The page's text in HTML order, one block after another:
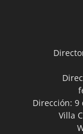
Dirección: 9
Villa